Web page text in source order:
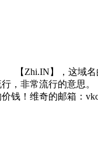
Zhi.IN】，这域名
行，非常流行的意
！维奇的邮箱：